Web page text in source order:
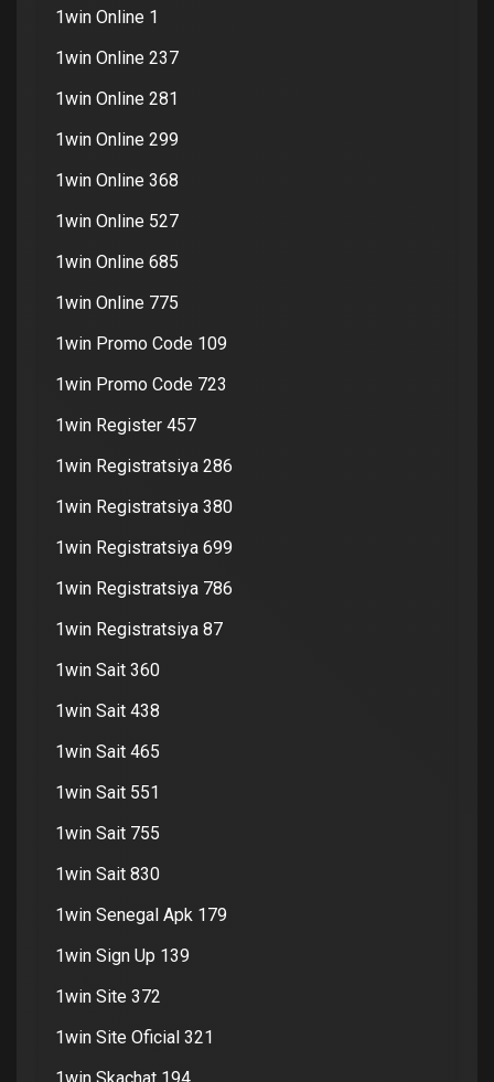
1win Online 1
1win Online 237
1win Online 281
1win Online 299
1win Online 368
1win Online 527
1win Online 685
1win Online 775
1win Promo Code 109
1win Promo Code 723
1win Register 457
1win Registratsiya 286
1win Registratsiya 380
1win Registratsiya 699
1win Registratsiya 786
1win Registratsiya 87
1win Sait 360
1win Sait 438
1win Sait 465
1win Sait 551
1win Sait 755
1win Sait 830
1win Senegal Apk 179
1win Sign Up 139
1win Site 372
1win Site Oficial 321